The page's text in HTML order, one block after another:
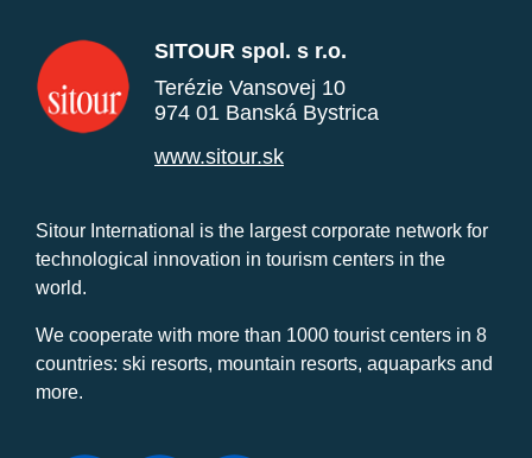
SITOUR spol. s r.o.
Terézie Vansovej 10
974 01 Banská Bystrica
www.sitour.sk
Sitour International is the largest corporate network for
technological innovation in tourism centers in the
world.
We cooperate with more than 1000 tourist centers in 8
countries: ski resorts, mountain resorts, aquaparks and
more.